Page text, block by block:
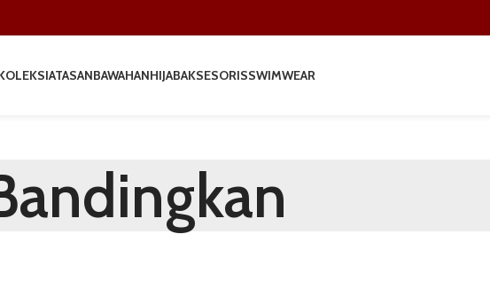
ATASANBAWAHANHIJABAKSESORISSWIMWEAR